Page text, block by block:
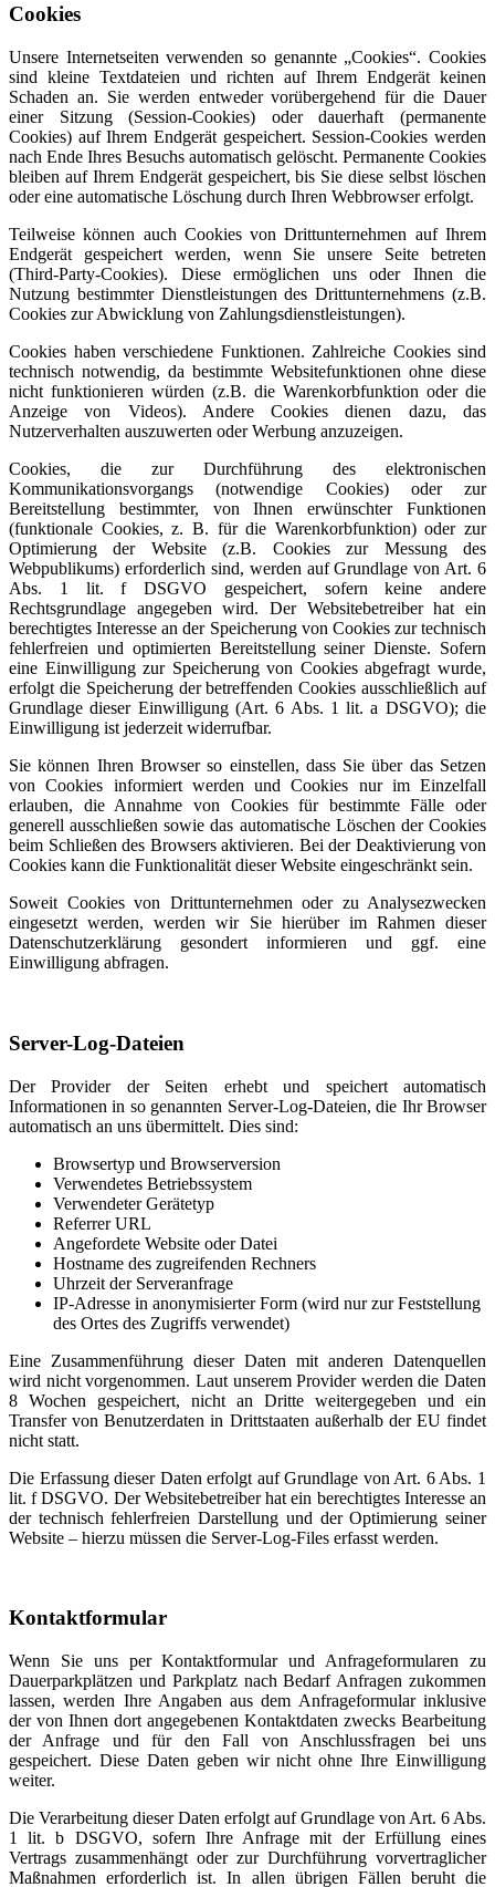
Cookies
Unsere Internetseiten verwenden so genannte „Cookies“. Cookies
sind kleine Textdateien und richten auf Ihrem Endgerät keinen
Schaden an. Sie werden entweder vorübergehend für die Dauer
einer Sitzung (Session-Cookies) oder dauerhaft (permanente
Cookies) auf Ihrem Endgerät gespeichert. Session-Cookies werden
nach Ende Ihres Besuchs automatisch gelöscht. Permanente Cookies
bleiben auf Ihrem Endgerät gespeichert, bis Sie diese selbst löschen
oder eine automatische Löschung durch Ihren Webbrowser erfolgt.
Teilweise können auch Cookies von Drittunternehmen auf Ihrem
Endgerät gespeichert werden, wenn Sie unsere Seite betreten
(Third-Party-Cookies). Diese ermöglichen uns oder Ihnen die
Nutzung bestimmter Dienstleistungen des Drittunternehmens (z.B.
Cookies zur Abwicklung von Zahlungsdienstleistungen).
Cookies haben verschiedene Funktionen. Zahlreiche Cookies sind
technisch notwendig, da bestimmte Websitefunktionen ohne diese
nicht funktionieren würden (z.B. die Warenkorbfunktion oder die
Anzeige von Videos). Andere Cookies dienen dazu, das
Nutzerverhalten auszuwerten oder Werbung anzuzeigen.
Cookies, die zur Durchführung des elektronischen
Kommunikationsvorgangs (notwendige Cookies) oder zur
Bereitstellung bestimmter, von Ihnen erwünschter Funktionen
(funktionale Cookies, z. B. für die Warenkorbfunktion) oder zur
Optimierung der Website (z.B. Cookies zur Messung des
Webpublikums) erforderlich sind, werden auf Grundlage von Art. 6
Abs. 1 lit. f DSGVO gespeichert, sofern keine andere
Rechtsgrundlage angegeben wird. Der Websitebetreiber hat ein
berechtigtes Interesse an der Speicherung von Cookies zur technisch
fehlerfreien und optimierten Bereitstellung seiner Dienste. Sofern
eine Einwilligung zur Speicherung von Cookies abgefragt wurde,
erfolgt die Speicherung der betreffenden Cookies ausschließlich auf
Grundlage dieser Einwilligung (Art. 6 Abs. 1 lit. a DSGVO); die
Einwilligung ist jederzeit widerrufbar.
Sie können Ihren Browser so einstellen, dass Sie über das Setzen
von Cookies informiert werden und Cookies nur im Einzelfall
erlauben, die Annahme von Cookies für bestimmte Fälle oder
generell ausschließen sowie das automatische Löschen der Cookies
beim Schließen des Browsers aktivieren. Bei der Deaktivierung von
Cookies kann die Funktionalität dieser Website eingeschränkt sein.
Soweit Cookies von Drittunternehmen oder zu Analysezwecken
eingesetzt werden, werden wir Sie hierüber im Rahmen dieser
Datenschutzerklärung gesondert informieren und ggf. eine
Einwilligung abfragen.
Server-Log-Dateien
Der Provider der Seiten erhebt und speichert automatisch
Informationen in so genannten Server-Log-Dateien, die Ihr Browser
automatisch an uns übermittelt. Dies sind:
Browsertyp und Browserversion
Verwendetes Betriebssystem
Verwendeter Gerätetyp
Referrer URL
Angefordete Website oder Datei
Hostname des zugreifenden Rechners
Uhrzeit der Serveranfrage
IP-Adresse in anonymisierter Form (wird nur zur Feststellung
des Ortes des Zugriffs verwendet)
Eine Zusammenführung dieser Daten mit anderen Datenquellen
wird nicht vorgenommen. Laut unserem Provider werden die Daten
8 Wochen gespeichert, nicht an Dritte weitergegeben und ein
Transfer von Benutzerdaten in Drittstaaten außerhalb der EU findet
nicht statt.
Die Erfassung dieser Daten erfolgt auf Grundlage von Art. 6 Abs. 1
lit. f DSGVO. Der Websitebetreiber hat ein berechtigtes Interesse an
der technisch fehlerfreien Darstellung und der Optimierung seiner
Website – hierzu müssen die Server-Log-Files erfasst werden.
Kontaktformular
Wenn Sie uns per Kontaktformular und Anfrageformularen zu
Dauerparkplätzen und Parkplatz nach Bedarf Anfragen zukommen
lassen, werden Ihre Angaben aus dem Anfrageformular inklusive
der von Ihnen dort angegebenen Kontaktdaten zwecks Bearbeitung
der Anfrage und für den Fall von Anschlussfragen bei uns
gespeichert. Diese Daten geben wir nicht ohne Ihre Einwilligung
weiter.
Die Verarbeitung dieser Daten erfolgt auf Grundlage von Art. 6 Abs.
1 lit. b DSGVO, sofern Ihre Anfrage mit der Erfüllung eines
Vertrags zusammenhängt oder zur Durchführung vorvertraglicher
Maßnahmen erforderlich ist. In allen übrigen Fällen beruht die